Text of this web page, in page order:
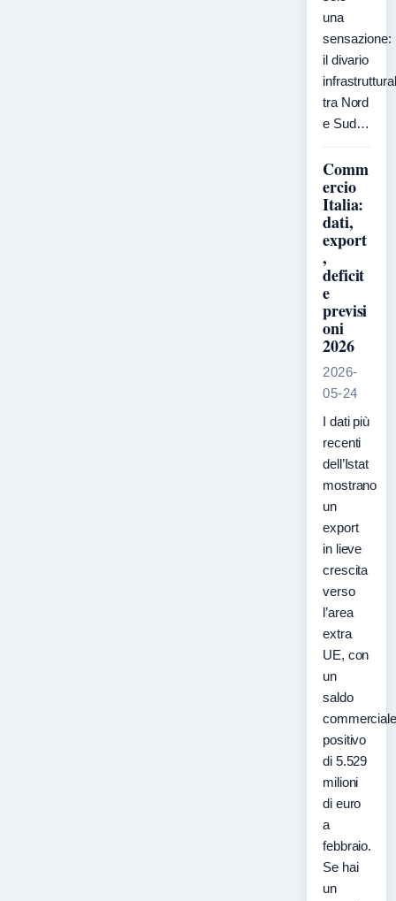
una
sensazione:
il divario
tra Nord
e Sud…
Comm
ercio
Italia:
dati,
export
,
deficit
e
previsi
oni
2026
2026-
05-24
I dati più
recenti
dell’Istat
mostrano
un
export
in lieve
crescita
verso
l’area
extra
UE, con
un
saldo
commerciale
positivo
di 5.529
milioni
di euro
a
febbraio.
Se hai
un